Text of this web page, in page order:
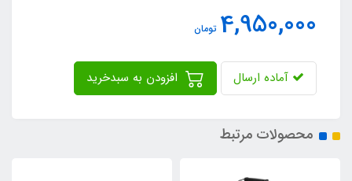
4,950,000تومان
آماده ارسال افزودن به سبدخرید
محصولات مرتبط